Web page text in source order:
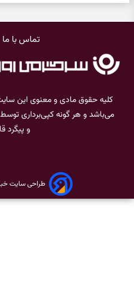
تماس با ما
کلیه حقوق مادی و معنوی این
می‌باشد و هر گونه کپی‌برداری
و پیگرد
طراحی سایت